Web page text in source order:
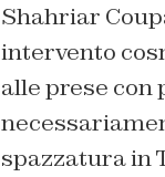
Shahriar
intervento
alle prese con
spazzatura in